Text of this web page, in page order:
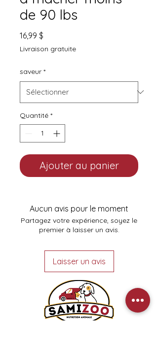
de 90 lbs
16,99 $
Livraison gratuite
saveur *
Quantité *
Ajouter au panier
Aucun avis pour le moment
Partagez votre expérience, soyez le
premier à laisser un avis.
Laisser un avis